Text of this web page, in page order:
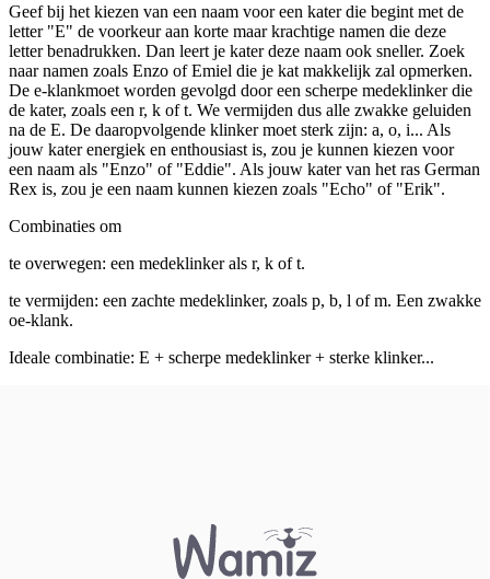
Geef bij het kiezen van een naam voor een kater die begint met de
letter "E" de voorkeur aan korte maar krachtige namen die deze
letter benadrukken. Dan leert je kater deze naam ook sneller. Zoek
naar namen zoals Enzo of Emiel die je kat makkelijk zal opmerken.
De e-klankmoet worden gevolgd door een scherpe medeklinker die
de kater, zoals een r, k of t. We vermijden dus alle zwakke geluiden
na de E. De daaropvolgende klinker moet sterk zijn: a, o, i... Als
jouw kater energiek en enthousiast is, zou je kunnen kiezen voor
een naam als "Enzo" of "Eddie". Als jouw kater van het ras German
Rex is, zou je een naam kunnen kiezen zoals "Echo" of "Erik".
Combinaties om
te overwegen: een medeklinker als r, k of t.
te vermijden: een zachte medeklinker, zoals p, b, l of m. Een zwakke
oe-klank.
Ideale combinatie: E + scherpe medeklinker + sterke klinker...